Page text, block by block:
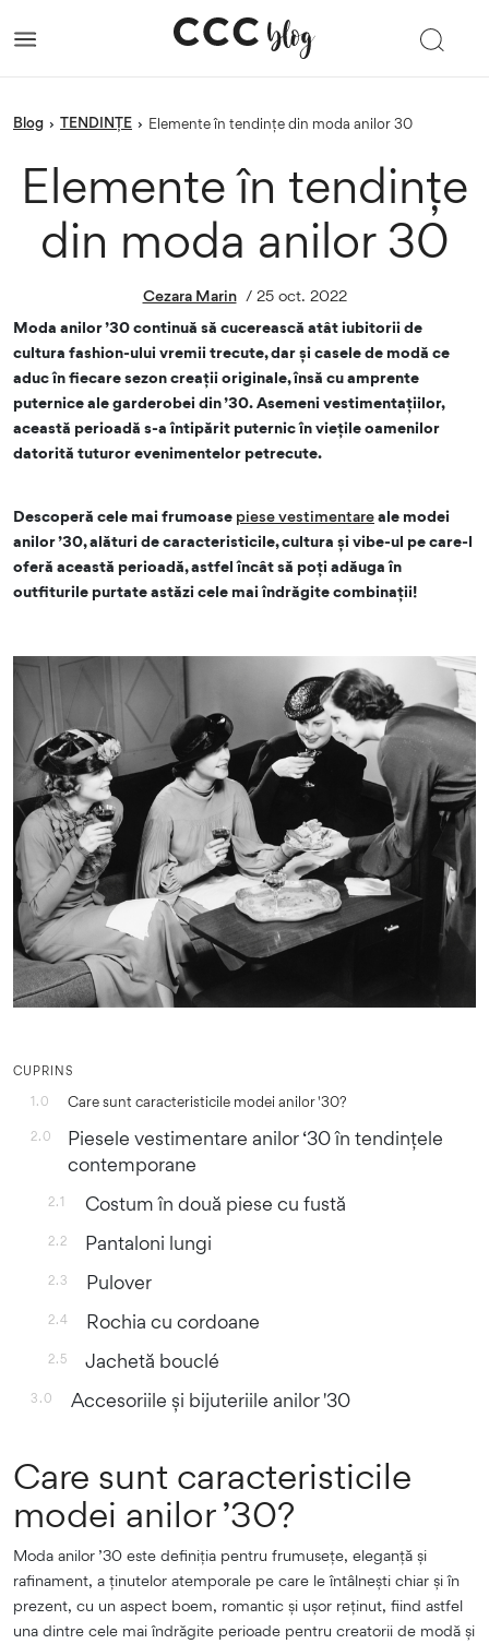
blog › TENDINȚE › Elemente în tendințe din moda anilor 30
Elemente în tendințe
din moda anilor 30
Cezara Marin / 25 oct. 2022
Moda anilor ’30 continuă să cucerească atât iubitorii de
cultura fashion-ului vremii trecute, dar și casele de modă ce
aduc în fiecare sezon creații originale, însă cu amprente
puternice ale garderobei din ’30. Asemeni vestimentațiilor,
această perioadă s-a întipărit puternic în viețile oamenilor
datorită tuturor evenimentelor petrecute.
Descoperă cele mai frumoase piese vestimentareale modei
anilor ’30, alături de caracteristicile, cultura și vibe-ul pe care-l
oferă această perioadă, astfel încât să poți adăuga în
outfiturile purtate astăzi cele mai îndrăgite combinații!
CUPRINS
1.0
Care sunt caracteristicile modei anilor '30?
2.0
Piesele vestimentare anilor ‘30 în tendințele
contemporane
2.1 Costum în două piese cu fustă
2.2 Pantaloni lungi
2.3 Pulover
2.4 Rochia cu cordoane
2.5 Jachetă bouclé
3.0 Accesoriile și bijuteriile anilor '30
Care sunt caracteristicile
modei anilor ’30?
Moda anilor ’30 este definiția pentru frumusețe, eleganță și
rafinament, a ținutelor atemporale pe care le întâlnești chiar și în
prezent, cu un aspect boem, romantic și ușor reținut, fiind astfel
una dintre cele mai îndrăgite perioade pentru creatorii de modă și